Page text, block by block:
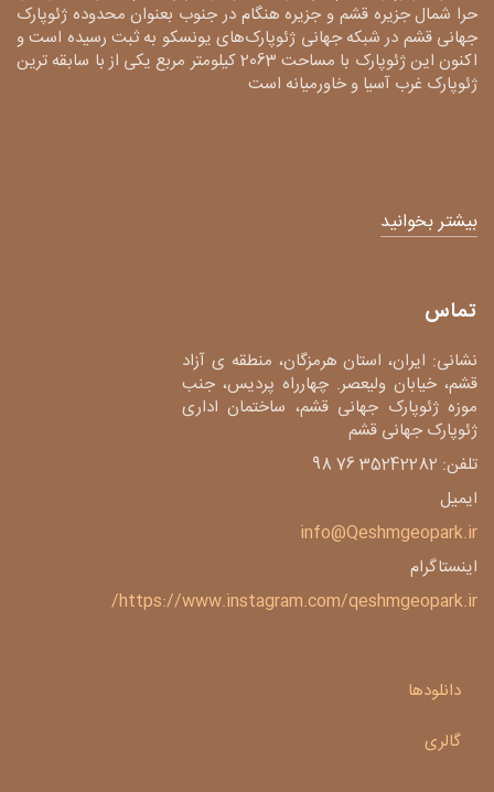
حرا شمال جزیره قشم و جزیره هنگام در جنوب بعنوان محدوده ژئوپارک
جهانی قشم در شبکه جهانی ژئوپارک‌های یونسکو به ثبت رسیده است و
اکنون این ژئوپارک با مساحت 2063 کیلومتر مربع یکی از با سابقه ترین
ژئوپارک غرب آسیا و خاورمیانه است
بیشتر بخوانید
تماس
نشانی: ایران، استان هرمزگان، منطقه ی آزاد
قشم، خیابان ولیعصر. چهارراه پردیس، جنب
موزه ژئوپارک جهانی قشم، ساختمان اداری
ژئوپارک جهانی قشم
تلفن: 35242282 76 98
ایمیل
info@Qeshmgeopark.ir
اینستاگرام
https://www.instagram.com/qeshmgeopark.ir/
دانلودها
گالری